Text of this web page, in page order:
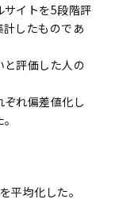
サイトを5段階評
したものであ
と評価した人の
れ偏差値化し
平均化した。